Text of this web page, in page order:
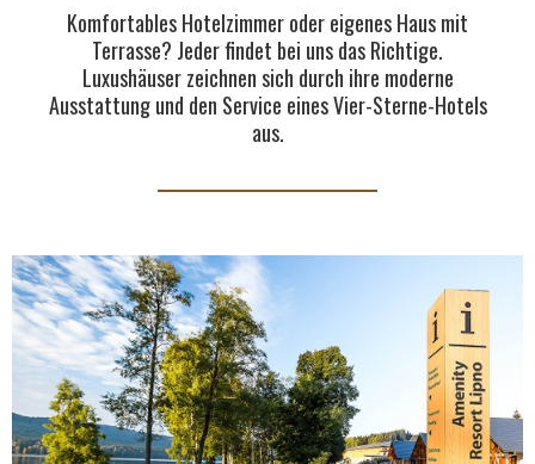
Komfortables Hotelzimmer oder eigenes Haus mit
Terrasse? Jeder findet bei uns das Richtige.
Luxushäuser zeichnen sich durch ihre moderne
Ausstattung und den Service eines Vier-Sterne-Hotels
aus.